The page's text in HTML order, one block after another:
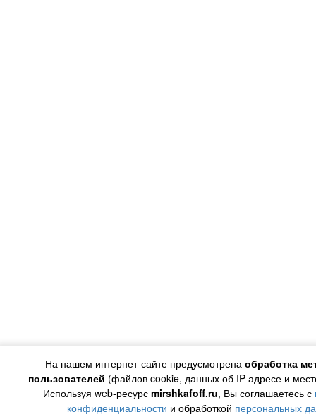
На нашем интернет-сайте предусмотрена обработка
пользователей (файлов cookie, данных об IP-адресе и
Используя web-ресурс mirshkafoff.ru, Вы соглашаетесь с
конфиденциальности и обработкой персональных